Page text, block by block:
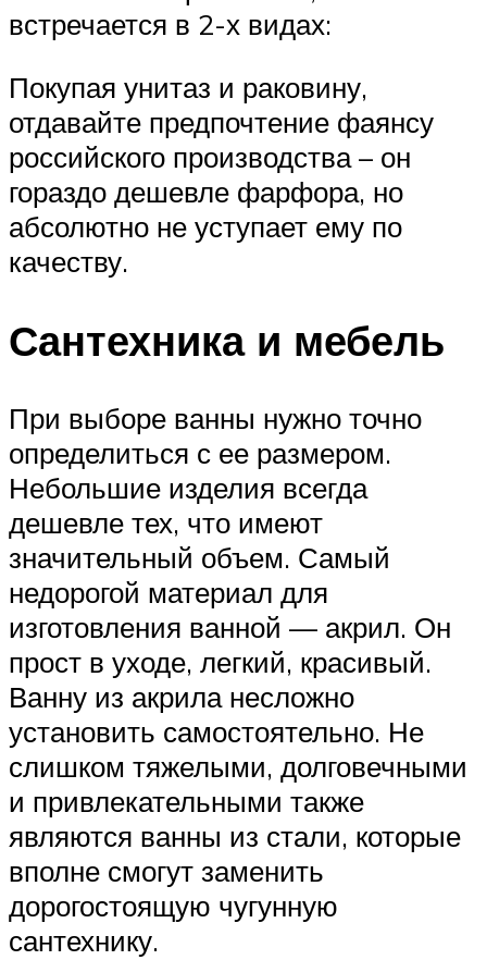
встречается в 2-х видах:
Покупая унитаз и раковину,
отдавайте предпочтение фаянсу
российского производства – он
гораздо дешевле фарфора, но
абсолютно не уступает ему по
качеству.
Сантехника и мебель
При выборе ванны нужно точно
определиться с ее размером.
Небольшие изделия всегда
дешевле тех, что имеют
значительный объем. Самый
недорогой материал для
изготовления ванной — акрил. Он
прост в уходе, легкий, красивый.
Ванну из акрила несложно
установить самостоятельно. Не
слишком тяжелыми, долговечными
и привлекательными также
являются ванны из стали, которые
вполне смогут заменить
дорогостоящую чугунную
сантехнику.